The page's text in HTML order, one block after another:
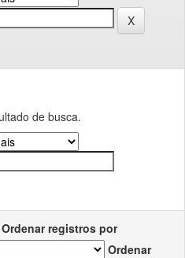
de busca.
Ordenar registros por
Ordenar